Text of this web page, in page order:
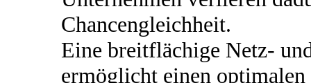
Chancengleichheit.
Eine breitflächige Netz-
ermöglicht einen